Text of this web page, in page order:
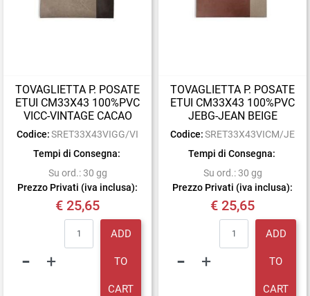
TOVAGLIETTA P. POSATE
ETUI CM33X43 100%PVC
VICC-VINTAGE CACAO
Codice: SRET33X43VIGG/VI
Tempi di Consegna:
Su ord.: 30 gg
Prezzo Privati (iva inclusa):
€ 25,65
ADD
TO
CART
TOVAGLIETTA P. POSATE
ETUI CM33X43 100%PVC
JEBG-JEAN BEIGE
Codice: SRET33X43VICM/JE
Tempi di Consegna:
Su ord.: 30 gg
Prezzo Privati (iva inclusa):
€ 25,65
ADD
TO
CART